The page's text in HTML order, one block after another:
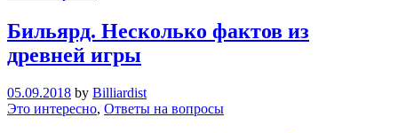
Бильярд. Несколько фактов из
древней игры
05.09.2018 by Billiardist
Это интересно, Ответы на вопросы